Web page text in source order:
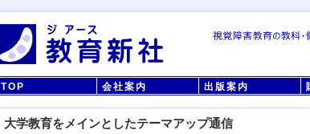
TOP 会社案内 出版案内
大学教育をメインとしたテーマアップ通信